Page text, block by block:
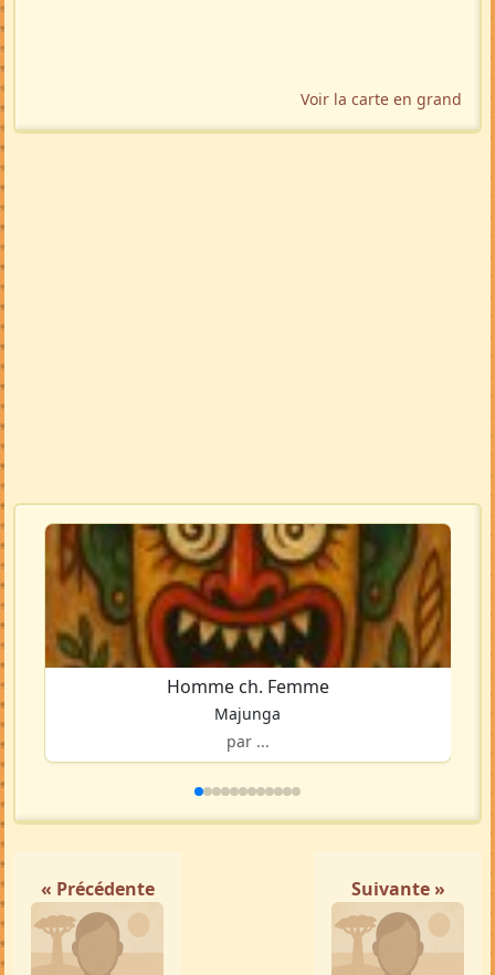
Voir la carte en grand
Homme ch. Femme
Majunga
par ...
« Précédente Suivante »